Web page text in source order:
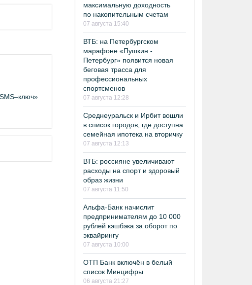
максимальную доходность
по накопительным счетам
07 августа 15:40
ВТБ: на Петербургском
марафоне «Пушкин -
Петербург» появится новая
беговая трасса для
профессиональных
спортсменов
07 августа 12:28
Среднеуральск и Ирбит вошли
в список городов, где доступна
семейная ипотека на вторичку
07 августа 12:13
ВТБ: россияне увеличивают
расходы на спорт и здоровый
образ жизни
07 августа 11:50
Альфа-Банк начислит
предпринимателям до 10 000
рублей кэшбэка за оборот по
эквайрингу
07 августа 10:00
ОТП Банк включён в белый
список Минцифры
06 августа 21:27